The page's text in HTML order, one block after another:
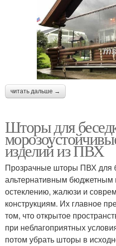
читать дальше →
Шторы для
изделий из ПВХ
Прозрачные шторы ПВХ для
альтернативным бюджетным
остеклению, жалюзи и
конструкциям. Их главное
том, что открытое
при неблагоприятных
потом убрать шторы в